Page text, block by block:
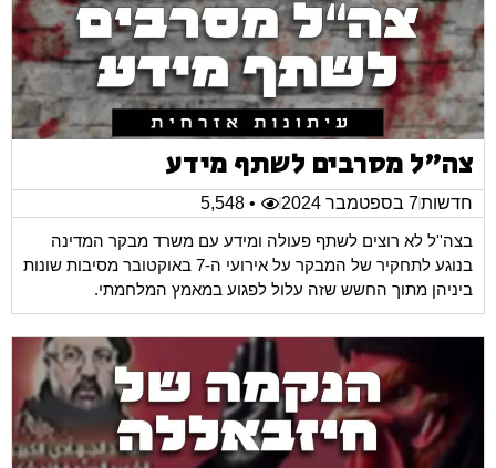
צה"ל מסרבים לשתף מידע
חדשות7 בספטמבר 2024
• 5,548
בצה''ל לא רוצים לשתף פעולה ומידע עם משרד מבקר המדינה
בנוגע לתחקיר של המבקר על אירועי ה-7 באוקטובר מסיבות שונות
ביניהן מתוך החשש שזה עלול לפגוע במאמץ המלחמתי.